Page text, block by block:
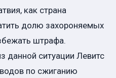
как страна
долю захороняемых
штрафа.
данной ситуации Левитс
по сжиганию